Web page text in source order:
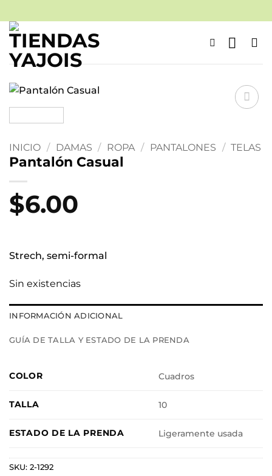
al
contenido
lista
de
INICIO / DAMAS / ROPA / PANTALONES / TELAS
Pantalón Casual
$6.00
Strech, semi-formal
Sin existencias
INFORMACIÓN ADICIONAL
GUÍA DE TALLA Y ESTADO DE LA PRENDA
COLOR Cuadros
TALLA 10
ESTADO DE LA PRENDA Ligeramente usada
SKU: 2-1292